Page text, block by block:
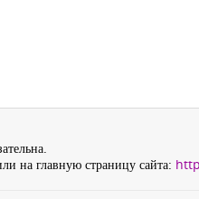
на главную страницу сайта: